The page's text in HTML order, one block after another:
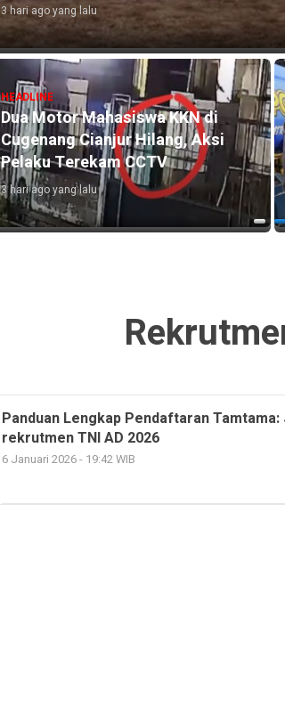
3 hari ago yang lalu
HEADLINE
Dua Motor Mahasiswa KKN di
Cugenang Cianjur Hilang, Aksi
Pelaku Terekam CCTV
3 hari ago yang lalu
Panduan Lengkap Pendaftaran Tamtama:
rekrutmen TNI AD 2026
6 Januari 2026 - 19:42 WIB